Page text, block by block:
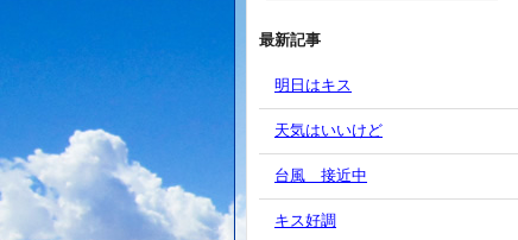
最新記事
明日はキス
天気はいいけど
台風 接近中
キス好調